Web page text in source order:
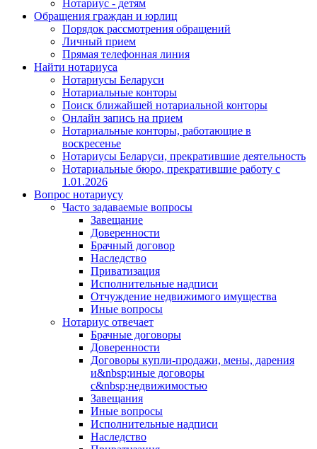
Нотариус - детям
Обращения граждан и юрлиц
Порядок рассмотрения обращений
Личный прием
Прямая телефонная линия
Найти нотариуса
Нотариусы Беларуси
Нотариальные конторы
Поиск ближайшей нотариальной конторы
Онлайн запись на прием
Нотариальные конторы, работающие в
воскресенье
Нотариусы Беларуси, прекратившие деятельность
Нотариальные бюро, прекратившие работу с
1.01.2026
Вопрос нотариусу
Часто задаваемые вопросы
Завещание
Доверенности
Брачный договор
Наследство
Приватизация
Исполнительные надписи
Отчуждение недвижимого имущества
Иные вопросы
Нотариус отвечает
Брачные договоры
Доверенности
Договоры купли-продажи, мены, дарения
и&nbsp;иные договоры
с&nbsp;недвижимостью
Завещания
Иные вопросы
Исполнительные надписи
Наследство